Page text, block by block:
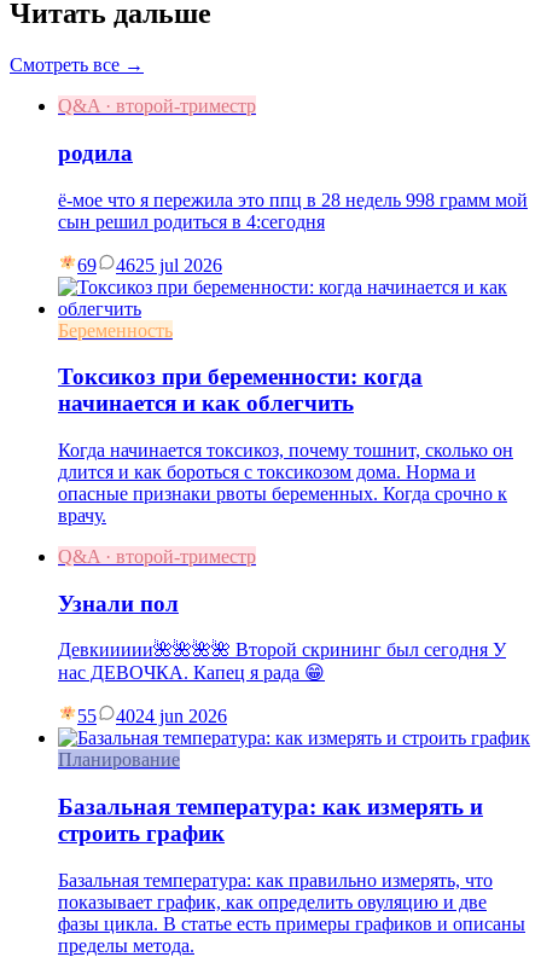
Читать дальше
Смотреть все →
Q&A · второй-триместр
родила
ё-мое что я пережила это ппц в 28 недель 998 грамм мой
сын решил родиться в 4:сегодня
69 4625 jul 2026
Беременность
Токсикоз при беременности: когда
начинается и как облегчить
Когда начинается токсикоз, почему тошнит, сколько он
длится и как бороться с токсикозом дома. Норма и
опасные признаки рвоты беременных. Когда срочно к
врачу.
Q&A · второй-триместр
Узнали пол
Девкиииии🌺🌺🌺🌺 Второй скрининг был сегодня У
нас ДЕВОЧКА. Капец я рада 😁
55 4024 jun 2026
Планирование
Базальная температура: как измерять и
строить график
Базальная температура: как правильно измерять, что
показывает график, как определить овуляцию и две
фазы цикла. В статье есть примеры графиков и описаны
пределы метода.